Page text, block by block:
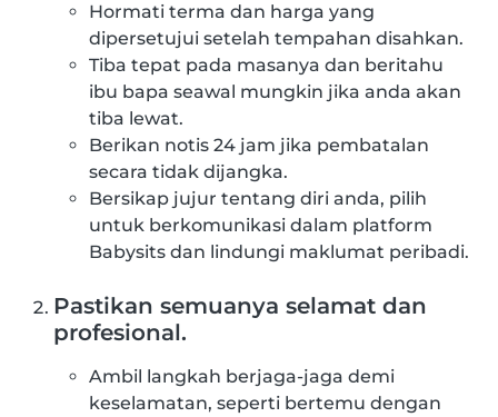
Hormati terma dan harga yang
dipersetujui setelah tempahan disahkan.
Tiba tepat pada masanya dan beritahu
ibu bapa seawal mungkin jika anda akan
tiba lewat.
Berikan notis 24 jam jika pembatalan
secara tidak dijangka.
Bersikap jujur tentang diri anda, pilih
untuk berkomunikasi dalam platform
Babysits dan lindungi maklumat peribadi.
Pastikan semuanya selamat dan
profesional.
Ambil langkah berjaga-jaga demi
keselamatan, seperti bertemu dengan